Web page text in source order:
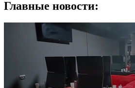
Главные новости: